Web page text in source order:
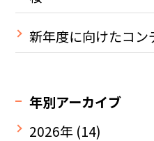
新年度に向けたコン
年別アーカイブ
2026年 (14)